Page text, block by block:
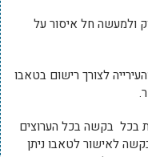
ולמעשה חל איסור על
לצורך רישום בטאבו
בכל בקשה בכל הערוצים
לאישור לטאבו ניתן